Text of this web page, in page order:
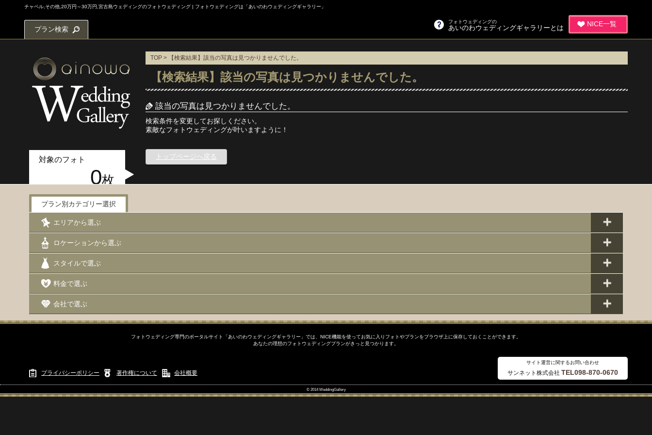
チャペル,その他,20万円～30万円,宮古島ウェディングのフォトウェディング | フォトウェディングは「あいのわウェディングギャラリー」
NICE一覧
フォトウェディングの
あいのわウェディングギャラリーとは
プラン検索
対象のフォト
0枚
写真検索メニュー
エリアから選ぶ
ロケーションから選ぶ
チャペル
ビーチ
スタジオ
写真で選ぶ
TOP > 【検索結果】該当の写真は見つかりませんでした。
【検索結果】該当の写真は見つかりませんでした。
該当の写真は見つかりませんでした。
検索条件を変更してお探しください。
素敵なフォトウェディングが叶いますように！
トップページへ戻る
プラン別カテゴリー選択
エリアから選ぶ
ロケーションから選ぶ
スタイルで選ぶ
料金で選ぶ
会社で選ぶ
フォトウェディング専門のポータルサイト「あいのわウェディングギャラリー」では、NICE機能を使ってお気に入りフォトやプランをブラウザ上に保存しておくことができます。
あなたの理想のフォトウェディングプランがきっと見つかります。
プライバシーポリシー 著作権について 会社概要
サイト運営に関するお問い合わせ
サンネット株式会社 TEL098-870-0670
© 2014 WeddingGallery